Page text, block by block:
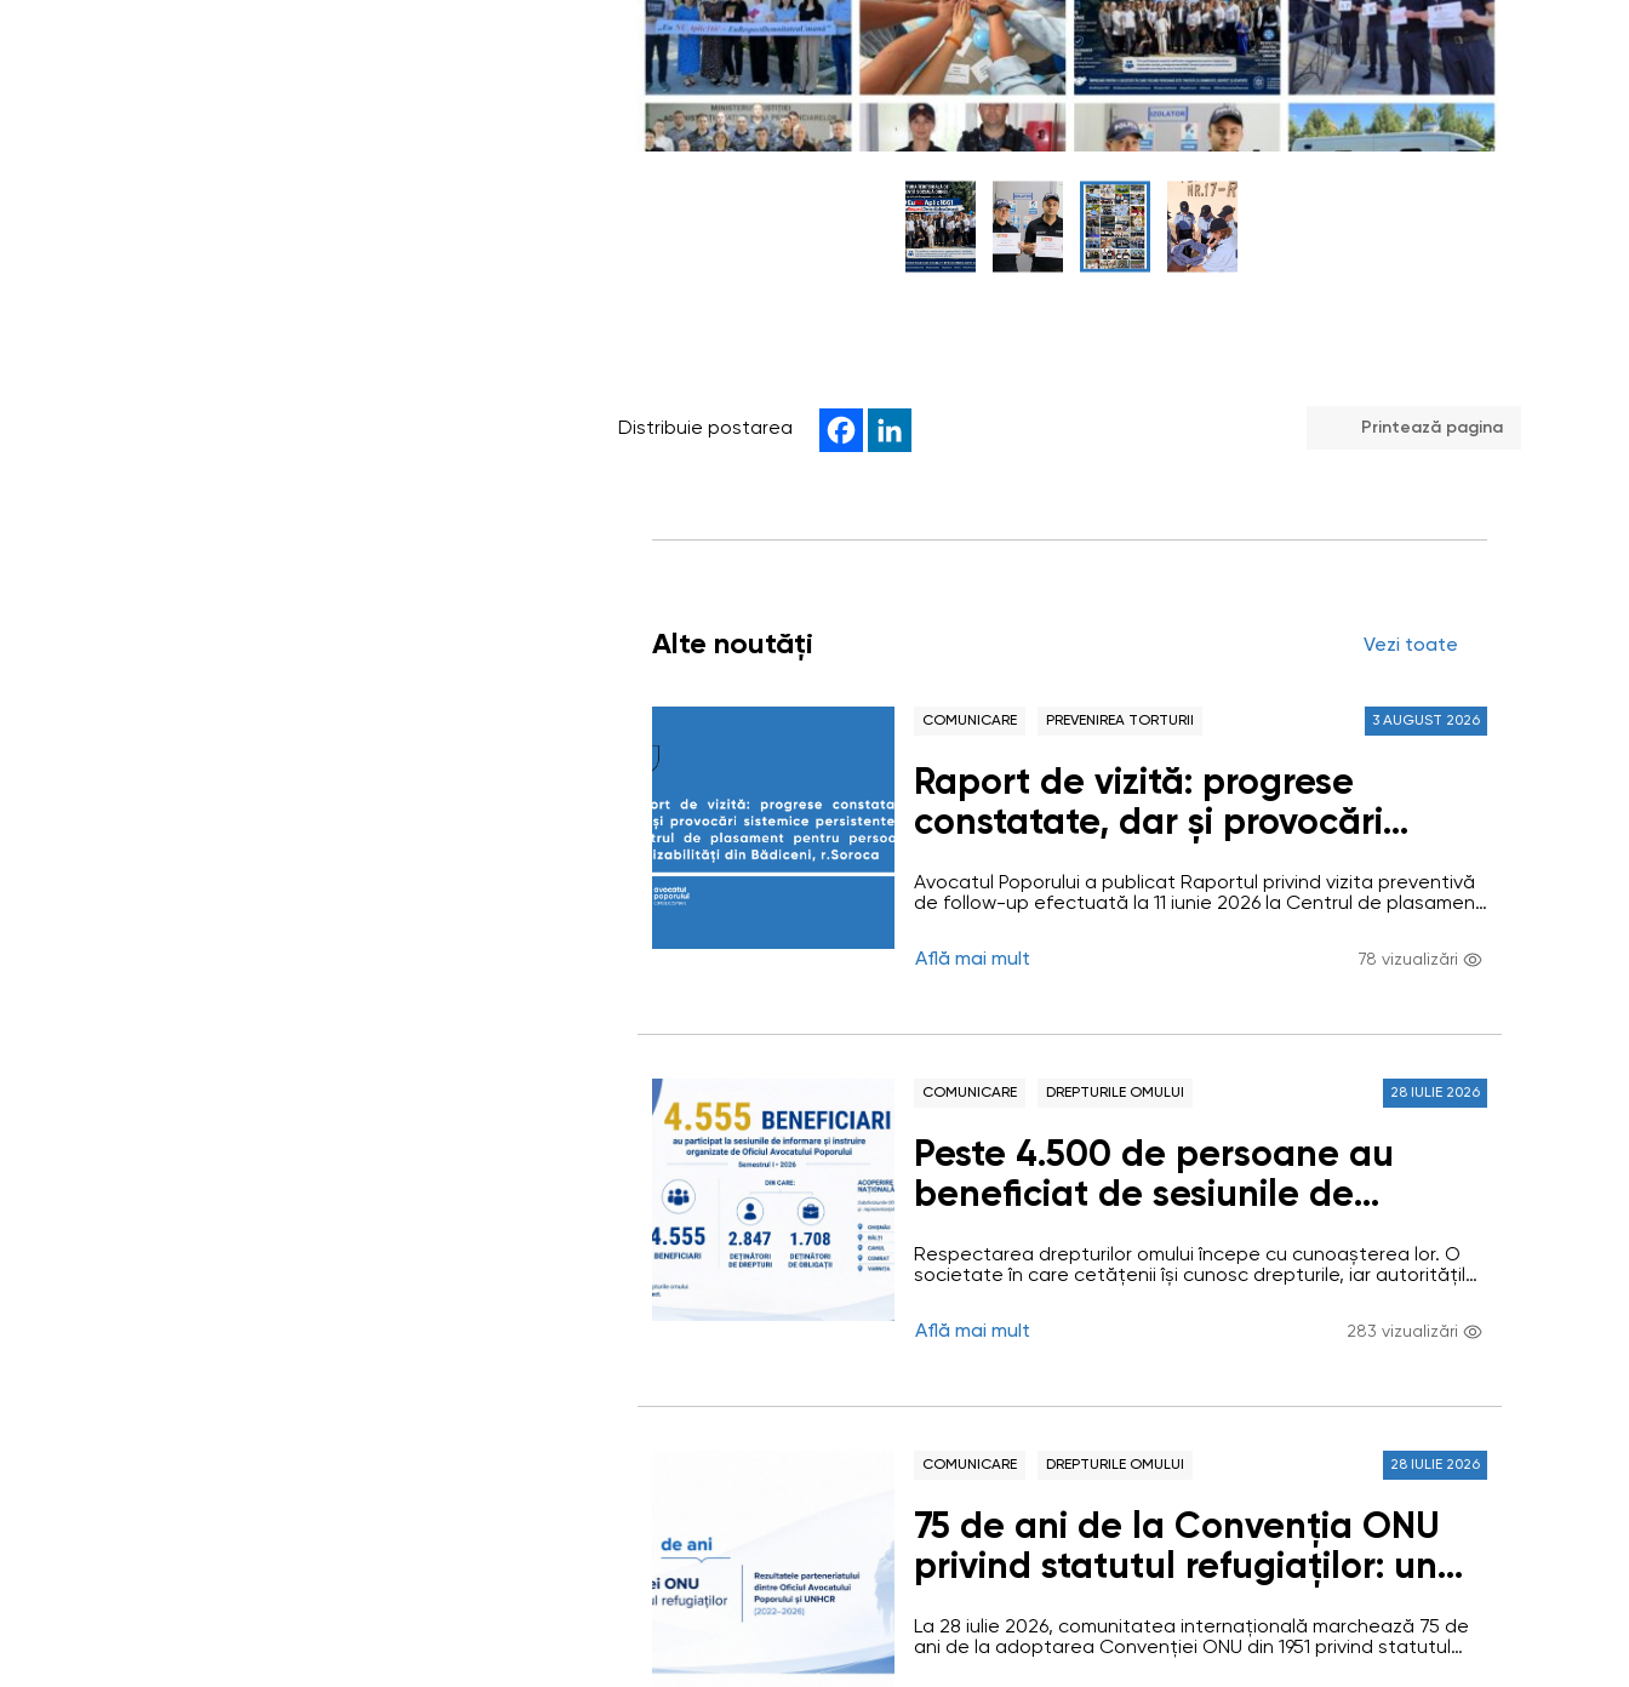
Distribuie postarea Printează pagina
Alte noutăți Vezi toate
COMUNICARE PREVENIREA TORTURII 3 AUGUST 2026
Raport de vizită: progrese
constatate, dar și provocări
sistemice persistente la Centrul
de plasament pentru persoane
cu dizabilități din Bădiceni,
Avocatul Poporului a publicat Raportul privind vizita preventivă
de follow-up efectuată la 11 iunie 2026 la Centrul de plasament
evaluarea respectării drepturilor beneficiarilor și verificarea
Află mai mult 78 vizualizări
COMUNICARE DREPTURILE OMULUI 28 IULIE 2026
Peste 4.500 de persoane au
beneficiat de sesiunile de
informare și instruire organizate
de Oficiul Avocatului Poporului în
primul semestru al anului 2026
Respectarea drepturilor omului începe cu cunoașterea lor. O
societate în care cetățenii își cunosc drepturile, iar autoritățile
societate mai echitabilă și mai responsabilă. În acest context,
Află mai mult 283 vizualizări
COMUNICARE DREPTURILE OMULUI 28 IULIE 2026
75 de ani de la Convenția ONU
privind statutul refugiaților: un
reper fundamental pentru
protecția drepturilor persoanelor
La 28 iulie 2026, comunitatea internațională marchează 75 de
ani de la adoptarea Convenției ONU din 1951 privind statutul